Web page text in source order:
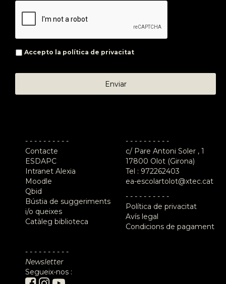
Accepto la política de privacitat
- - - - - - - - - -
Contacte
ESDAPC
Intranet Alexia
Moodle
Qbid
Bústia de suggeriments
i/o queixes
Catàleg biblioteca
- - - - - - - - - -
Newsletter
Segueix-nos :
- - - - - - - - - -
c/ Pare Antoni Soler , 1
17800 Olot (Girona)
Tel : 972262403
ea-escolartolot@xtec.cat
- - - - - - - - - -
Política de privacitat
Avís legal
Condicions de pagament